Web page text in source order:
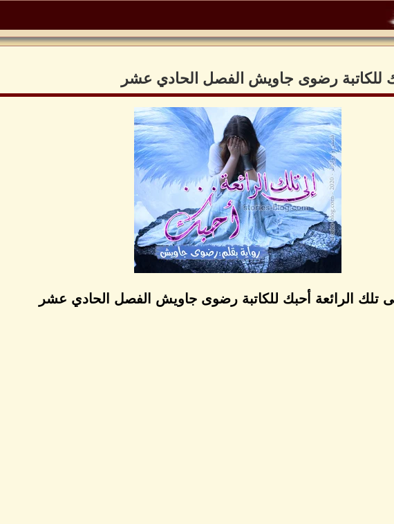
للكاتبة رضوى جاويش الفصل الحادي عشر
تلك الرائعة أحبك للكاتبة رضوى جاويش الفصل الحادي عشر